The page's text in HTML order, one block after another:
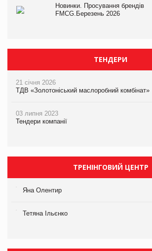
Новинки. Просування брендів
FMCG.Березень 2026
ТЕНДЕРИ
21 січня 2026
ТДВ «Золотоніський маслоробний комбінат»
03 липня 2023
Тендери компанії
ТРЕНІНГОВИЙ ЦЕНТР
Яна Олентир
Тетяна Ільєнко